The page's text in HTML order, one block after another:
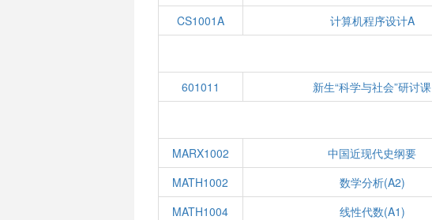
CS1001A
计算机程序设计A
601011 新生“科学与社会”研讨课
MARX1002 中国近现代史纲要
MATH1002
数学分析(A2)
MATH1004
线性代数(A1)